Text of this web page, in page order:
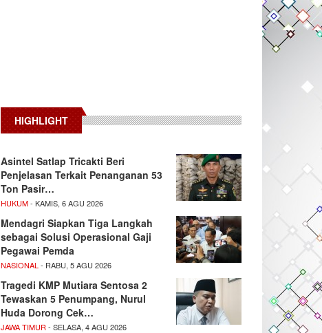
HIGHLIGHT
Asintel Satlap Tricakti Beri
Penjelasan Terkait Penanganan 53
Ton Pasir…
HUKUM- KAMIS, 6 AGU 2026
Mendagri Siapkan Tiga Langkah
sebagai Solusi Operasional Gaji
Pegawai Pemda
NASIONAL - RABU, 5 AGU 2026
Tragedi KMP Mutiara Sentosa 2
Tewaskan 5 Penumpang, Nurul
Huda Dorong Cek…
JAWA TIMUR - SELASA, 4 AGU 2026